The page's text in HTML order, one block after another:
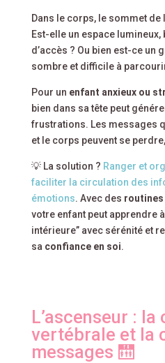
Dans le corps, le sommet de
Est-elle un espace
d’accès ? Ou bien est-ce un
sombre et difficile à
Pour un enfant anxieux ou
bien dans sa tête peut
frustrations. Les messages
et le corps peuvent se
💡 La solution ? Ranger et
faciliter la circulation des
émotions. Avec des
votre enfant peut apprendre
intérieure” avec sérénité et
sa confiance en soi.
L’ascenseur : la
vertébrale et la
messages 🛗